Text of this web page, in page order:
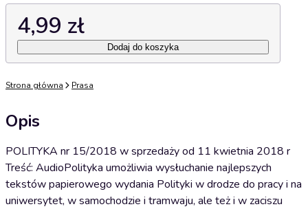
4,99 zł
Dodaj do koszyka
Strona główna Prasa
Opis
POLITYKA nr 15/2018 w sprzedaży od 11 kwietnia 2018 r
Treść: AudioPolityka umożliwia wysłuchanie najlepszych
tekstów papierowego wydania Polityki w drodze do pracy i na
uniwersytet, w samochodzie i tramwaju, ale też i w zaciszu